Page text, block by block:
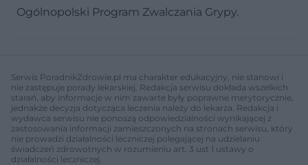
Ogólnopolski Program Zwalczania Grypy.
Serwis PoradnikZdrowie.pl ma charakter edukacyjny, nie stanowi i
nie zastępuje porady lekarskiej. Redakcja serwisu dokłada wszelkich
starań, aby informacje w nim zawarte były poprawne merytorycznie,
jednakże decyzja dotycząca leczenia należy do lekarza. Redakcja i
wydawca serwisu nie ponoszą odpowiedzialności wynikającej z
zastosowania informacji zamieszczonych na stronach serwisu, który
nie prowadzi działalności leczniczej polegającej na udzielaniu
świadczeń zdrowotnych w rozumieniu art. 3 ust 1 ustawy o
działalności leczniczej.